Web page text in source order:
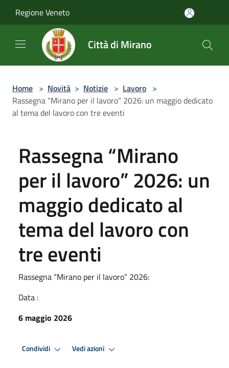
Regione Veneto
Città di Mirano
Home > Novità > Notizie > Lavoro >
Rassegna “Mirano per il lavoro” 2026: un maggio dedicato
al tema del lavoro con tre eventi
Rassegna “Mirano
per il lavoro” 2026: un
maggio dedicato al
tema del lavoro con
tre eventi
Rassegna “Mirano per il lavoro” 2026:
Data :
6 maggio 2026
Condividi Vedi azioni